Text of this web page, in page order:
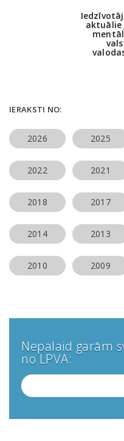
IERAKSTI NO:
2026 2025
2022 2021
2018 2017
2014 2013
2010 2009
Nepalaid garām
no LPVA: